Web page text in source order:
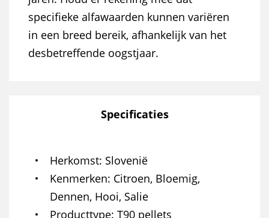
specifieke alfawaarden kunnen variëren
in een breed bereik, afhankelijk van het
desbetreffende oogstjaar.
Specificaties
Herkomst Slovenië
Kenmerken Citroen, Bloemig,
Dennen, Hooi, Salie
Producttype T90 pellets